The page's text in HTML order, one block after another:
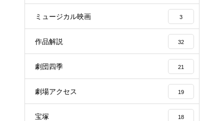
ミュージカル映画 3
作品解説 32
劇団四季 21
劇場アクセス 19
宝塚 18